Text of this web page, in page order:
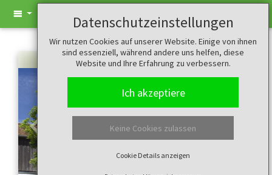
Datenschutzeinstellungen
Wir nutzen Cookies auf unserer Website. Einige von ihnen
sind essenziell, während andere uns helfen, diese
Website und Ihre Erfahrung zu verbessern.
Ich akzeptiere
Keine Cookies zulassen
Cookie Details anzeigen
Zurück